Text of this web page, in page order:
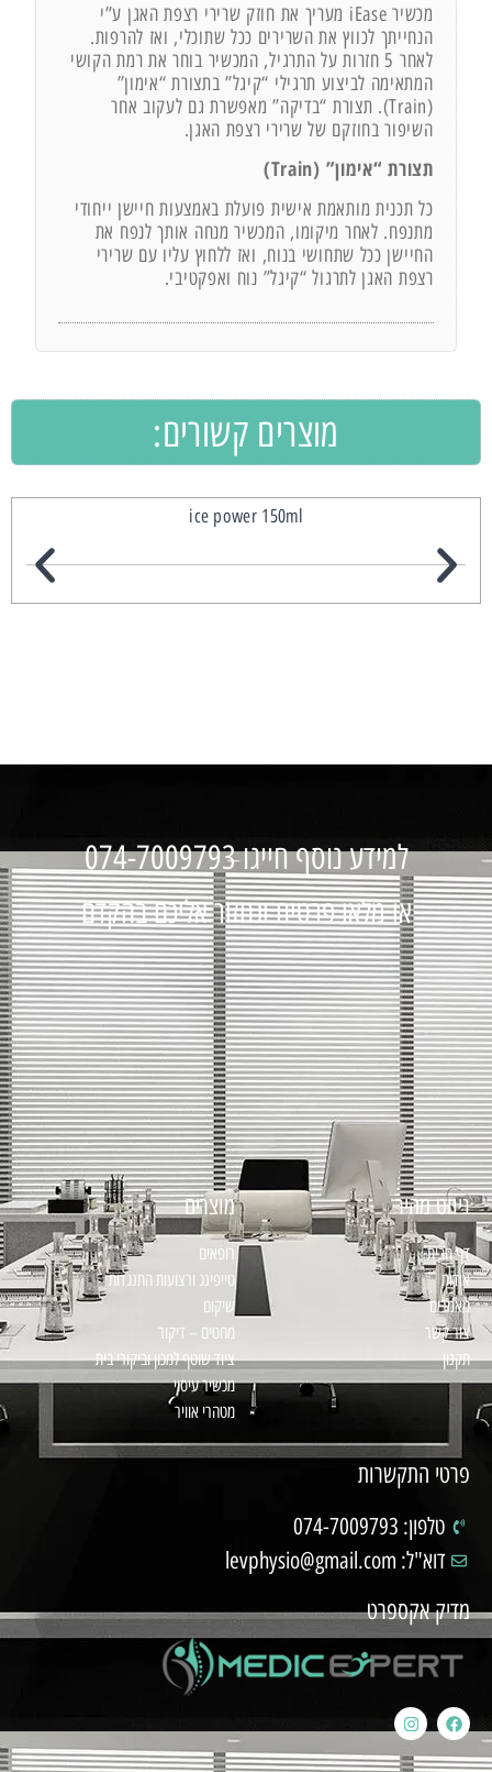
מכשיר iEase מעריך את חוזק שרירי רצפת האגן ע”י
הנחייתך לכווץ את השרירים ככל שתוכלי, ואז להרפות.
לאחר 5 חזרות על התרגיל, המכשיר בוחר את רמת הקושי
המתאימה לביצוע תרגילי “קיגל” בתצורת “אימון”
(Train). תצורת “בדיקה” מאפשרת גם לעקוב אחר
השיפור בחוזקם של שרירי רצפת האגן.
תצורת “אימון” (Train)
כל תכנית מותאמת אישית פועלת באמצעות חיישן ייחודי
מתנפח. לאחר מיקומו, המכשיר מנחה אותך לנפח את
החיישן ככל שתחושי בנוח, ואז ללחוץ עליו עם שרירי
רצפת האגן לתרגול “קיגל” נוח ואפקטיבי.
מוצרים קשורים:
ice power 150ml
למידע נוסף חייגו 074-7009793
או מלאו פרטים ונחזור אליכם בהקדם
ניווט מהיר
דף הבית
אודות
מאמרים
צור קשר
תקנון
מוצרים
רופאים
טייפינג ורצועות התנגדות
שיקום
מחטים – דיקור
ציוד שוטף למכון וביקורי בית
מכשיר עיסוי
מטהרי אוויר
פרטי התקשרות
טלפון: 074-7009793
דוא"ל: levphysio@gmail.com
מדיק אקספרט